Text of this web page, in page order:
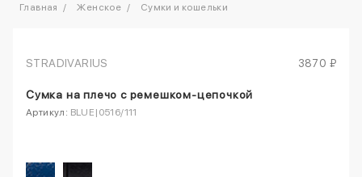
Главная Женское Сумки и кошельки
STRADIVARIUS 3870 ₽
Сумка на плечо с ремешком-цепочкой
Артикул: BLUE|0516/111